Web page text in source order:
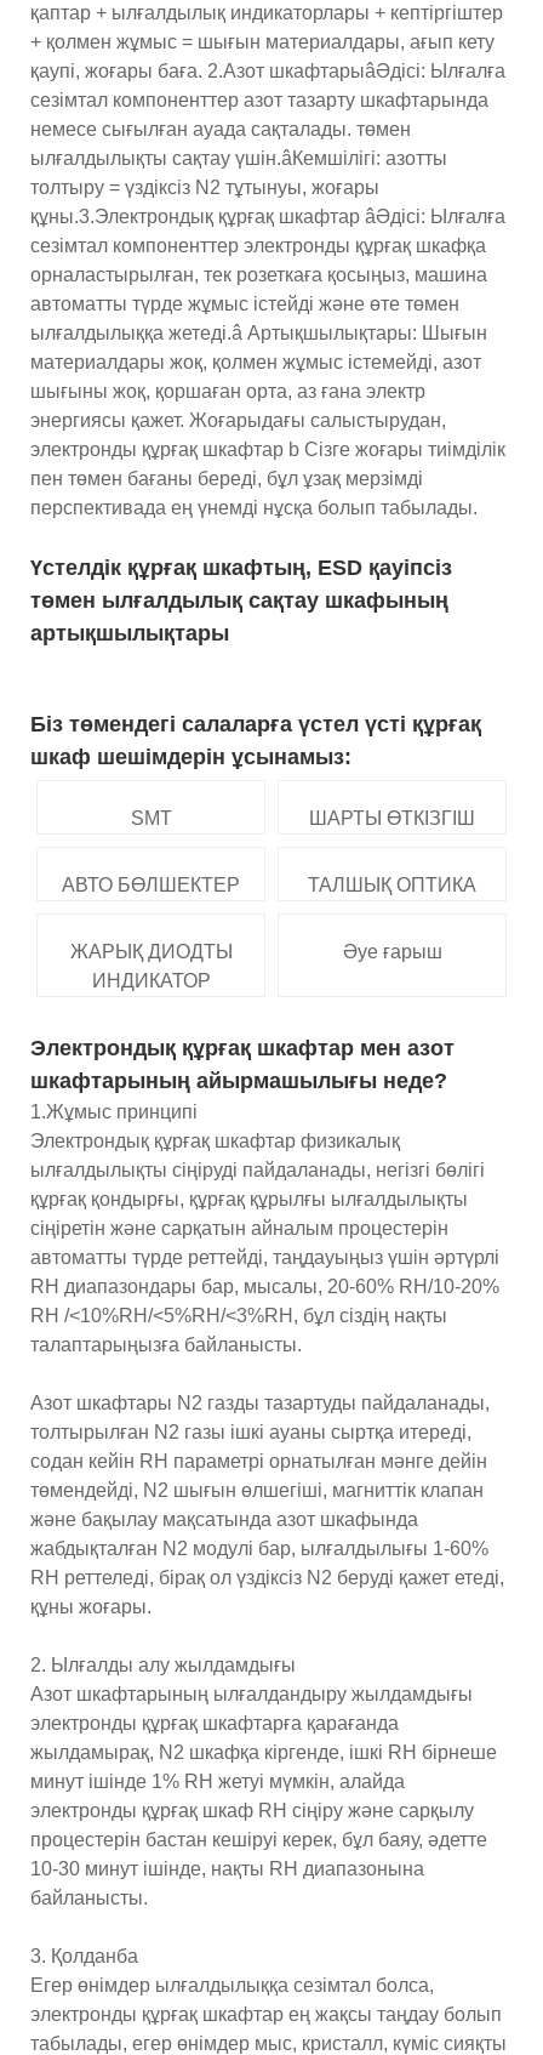
қаптар + ылғалдылық индикаторлары + кептіргіштер
+ қолмен жұмыс = шығын материалдары, ағып кету
қаупі, жоғары баға. 2.Азот шкафтарыâӘдісі: Ылғалға
сезімтал компоненттер азот тазарту шкафтарында
немесе сығылған ауада сақталады. төмен
ылғалдылықты сақтау үшін.âКемшілігі: азотты
толтыру = үздіксіз N2 тұтынуы, жоғары
құны.3.Электрондық құрғақ шкафтар âӘдісі: Ылғалға
сезімтал компоненттер электронды құрғақ шкафқа
орналастырылған, тек розеткаға қосыңыз, машина
автоматты түрде жұмыс істейді және өте төмен
ылғалдылыққа жетеді.â Артықшылықтары: Шығын
материалдары жоқ, қолмен жұмыс істемейді, азот
шығыны жоқ, қоршаған орта, аз ғана электр
энергиясы қажет. Жоғарыдағы салыстырудан,
электронды құрғақ шкафтар b Сізге жоғары тиімділік
пен төмен бағаны береді, бұл ұзақ мерзімді
перспективада ең үнемді нұсқа болып табылады.
Үстелдік құрғақ шкафтың, ESD қауіпсіз
төмен ылғалдылық сақтау шкафының
артықшылықтары
Біз төмендегі салаларға үстел үсті құрғақ
шкаф шешімдерін ұсынамыз:
SMT ШАРТЫ ӨТКІЗГІШ
АВТО БӨЛШЕКТЕР ТАЛШЫҚ ОПТИКА
ЖАРЫҚ ДИОДТЫ
ИНДИКАТОР
Әуе ғарыш
Электрондық құрғақ шкафтар мен азот
шкафтарының айырмашылығы неде?
1.Жұмыс принципі
Электрондық құрғақ шкафтар физикалық
ылғалдылықты сіңіруді пайдаланады, негізгі бөлігі
құрғақ қондырғы, құрғақ құрылғы ылғалдылықты
сіңіретін және сарқатын айналым процестерін
автоматты түрде реттейді, таңдауыңыз үшін әртүрлі
RH диапазондары бар, мысалы, 20-60% RH/10-20%
RH /<10%RH/<5%RH/<3%RH, бұл сіздің нақты
талаптарыңызға байланысты.
Азот шкафтары N2 газды тазартуды пайдаланады,
толтырылған N2 газы ішкі ауаны сыртқа итереді,
содан кейін RH параметрі орнатылған мәнге дейін
төмендейді, N2 шығын өлшегіші, магниттік клапан
және бақылау мақсатында азот шкафында
жабдықталған N2 модулі бар, ылғалдылығы 1-60%
RH реттеледі, бірақ ол үздіксіз N2 беруді қажет етеді,
құны жоғары.
2. Ылғалды алу жылдамдығы
Азот шкафтарының ылғалдандыру жылдамдығы
электронды құрғақ шкафтарға қарағанда
жылдамырақ, N2 шкафқа кіргенде, ішкі RH бірнеше
минут ішінде 1% RH жетуі мүмкін, алайда
электронды құрғақ шкаф RH сіңіру және сарқылу
процестерін бастан кешіруі керек, бұл баяу, әдетте
10-30 минут ішінде, нақты RH диапазонына
байланысты.
3. Қолданба
Егер өнімдер ылғалдылыққа сезімтал болса,
электронды құрғақ шкафтар ең жақсы таңдау болып
табылады, егер өнімдер мыс, кристалл, күміс сияқты